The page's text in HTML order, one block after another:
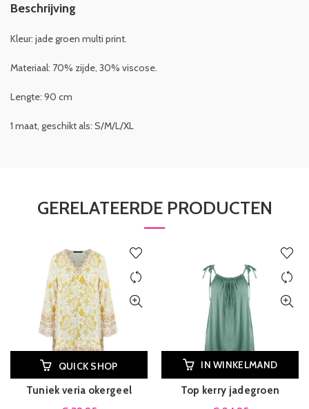
Beschrijving
Kleur: jade groen multi print.
Materiaal: 70% zijde, 30% viscose.
Lengte: 90 cm
1 maat, geschikt als: S/M/L/XL
GERELATEERDE PRODUCTEN
QUICK SHOP
Tuniek veria okergeel
IN WINKELMAND
Top kerry jadegroen